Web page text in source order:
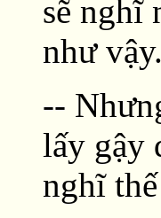
sẽ nghĩ
như vậy.
--
lấy gậy
nghĩ